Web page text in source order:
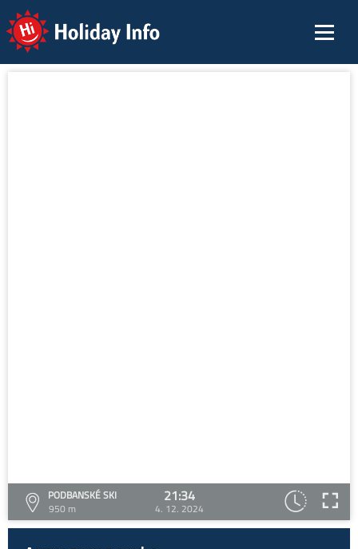
Holiday Info
PODBANSKÉ SKI
950 m
21:34
4. 12. 2024